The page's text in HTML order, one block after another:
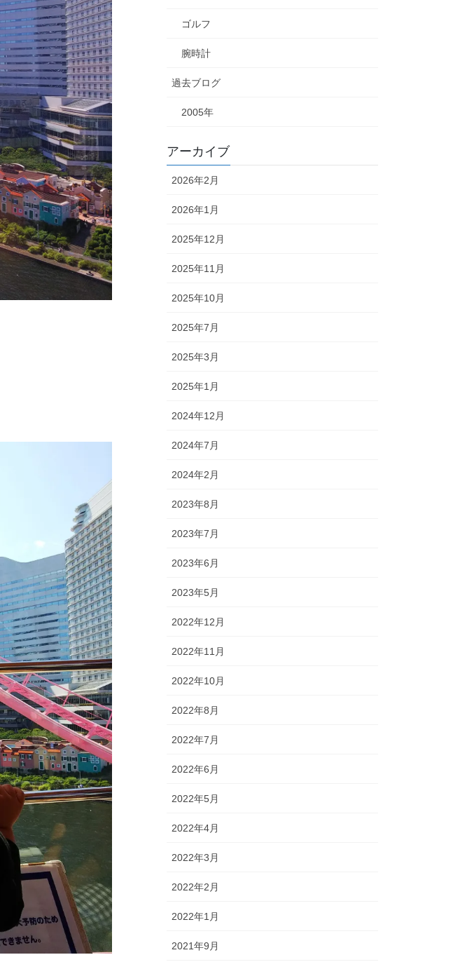
ゴルフ
腕時計
過去ブログ
2005年
アーカイブ
2026年2月
2026年1月
2025年12月
2025年11月
2025年10月
2025年7月
2025年3月
2025年1月
2024年12月
2024年7月
2024年2月
2023年8月
2023年7月
2023年6月
2023年5月
2022年12月
2022年11月
2022年10月
2022年8月
2022年7月
2022年6月
2022年5月
2022年4月
2022年3月
2022年2月
2022年1月
2021年9月